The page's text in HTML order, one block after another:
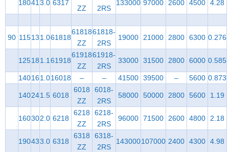
180413.0 6317
ZZ
2RS
133000 97000 2600 4500 4.28
90 115131.061818
61818
ZZ
61818-
2RS
19000 21000 2800 6300 0.276
125181.161918
61918
ZZ
61918-
2RS
33000 31500 2800 6000 0.585
140161.016018 – – 41500 39500 – 5600 0.873
140241.5 6018
6018
ZZ
6018-
2RS
58000 50000 2800 5600 1.19
160302.0 6218
6218
ZZ
6218-
2RS
96000 71500 2600 4800 2.18
190433.0 6318
6318
ZZ
6318-
2RS
143000107000 2400 4300 4.98